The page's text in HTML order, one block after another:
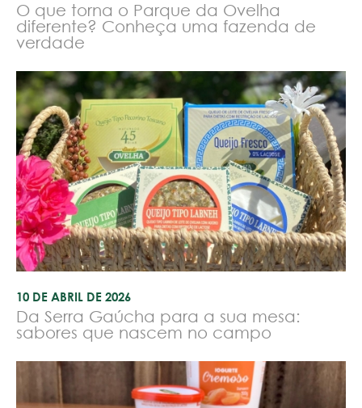
O que torna o Parque da Ovelha
diferente? Conheça uma fazenda de
verdade
10 DE ABRIL DE 2026
Da Serra Gaúcha para a sua mesa:
sabores que nascem no campo